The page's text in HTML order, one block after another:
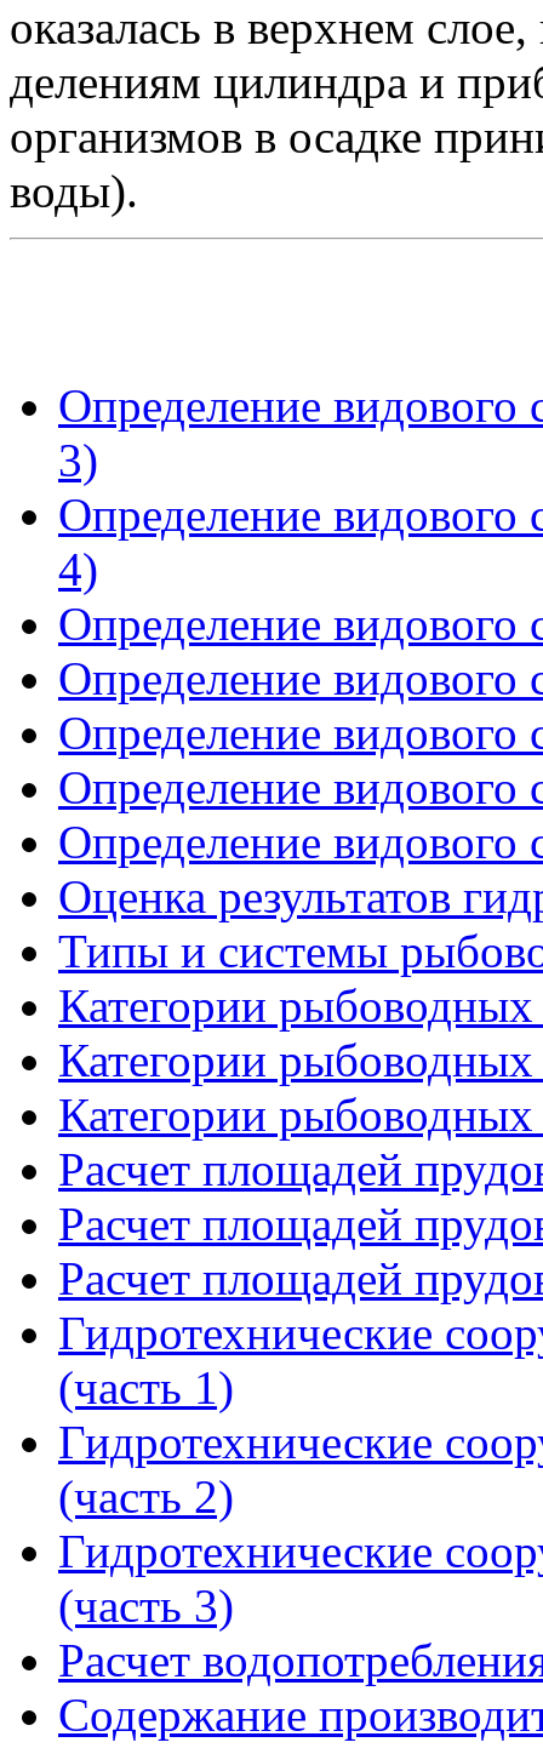
оказалась в верхнем
делениям цилиндра и
организмов в осадке
воды).
Определение видового
3)
Определение видового
4)
Определение видового
Определение видового
Определение видового
Определение видового
Определение видового
Оценка результатов
Типы и системы
Категории рыбоводных
Категории рыбоводных
Категории рыбоводных
Расчет площадей
Расчет площадей
Расчет площадей
Гидротехнические
(часть 1)
Гидротехнические
(часть 2)
Гидротехнические
(часть 3)
Расчет
Содержание